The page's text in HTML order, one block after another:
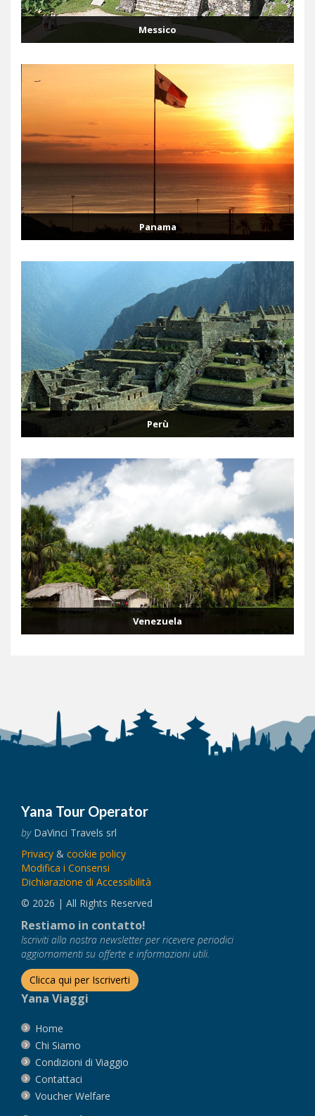
Messico
Panama
Perù
Venezuela
Yana Tour Operator
byDaVinci Travels srl
Privacy & cookie policy
Modifica i Consensi
Dichiarazione di Accessibilità
© 2026 | All Rights Reserved
Restiamo in contatto!
Iscriviti alla nostra newsletter per ricevere periodici
aggiornamenti su offerte e informazioni utili.
Clicca qui per Iscriverti
Yana Viaggi
Home
Chi Siamo
Condizioni di Viaggio
Contattaci
Voucher Welfare